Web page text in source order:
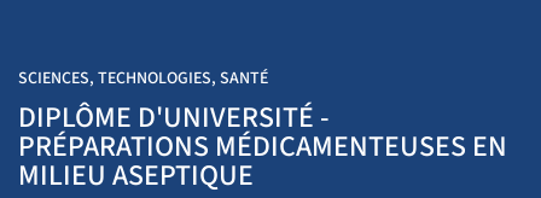
SCIENCES, TECHNOLOGIES, SANTÉ
DIPLÔME D'UNIVERSITÉ -
PRÉPARATIONS MÉDICAMENTEUSES EN
MILIEU ASEPTIQUE